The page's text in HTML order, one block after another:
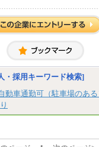
・採用キーワード検索]
動車通勤可（駐車場のあ